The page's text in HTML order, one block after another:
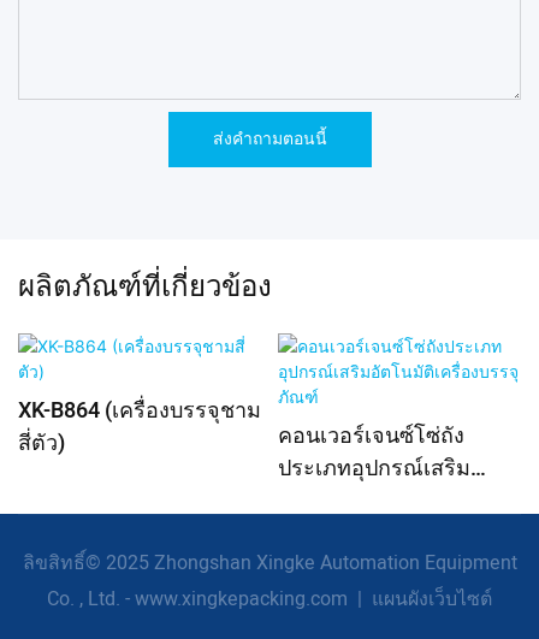
ส่งคำถามตอนนี้
ผลิตภัณฑ์ที่เกี่ยวข้อง
XK-B864 (เครื่องบรรจุชาม
สี่ตัว)
คอนเวอร์เจนซ์โซ่ถัง
ประเภทอุปกรณ์เสริม
ลิขสิทธิ์© 2025 Zhongshan Xingke Automation Equipment
Co. , Ltd. - www.xingkepacking.com | แผนผังเว็บไซต์